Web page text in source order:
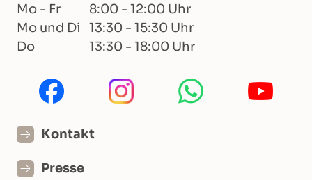
Mo - Fr
8:00 - 12:00 Uhr
Mo und Di
13:30 - 15:30 Uhr
Do
13:30 - 18:00 Uhr
Kontakt
Presse